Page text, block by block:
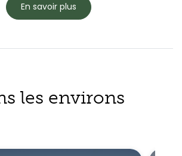
En savoir plus
les environs